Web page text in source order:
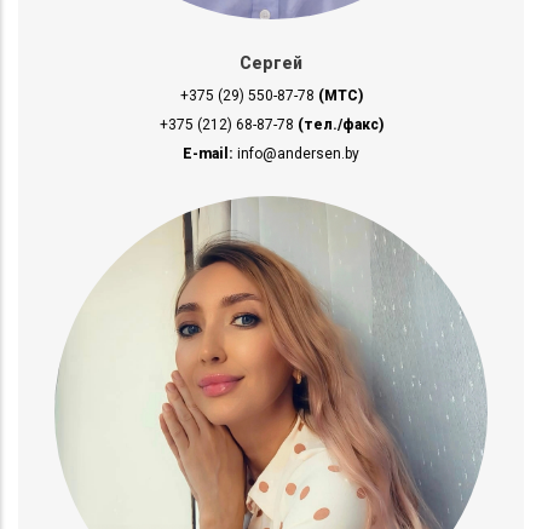
Сергей
+375 (29) 550-87-78 (МТС)
+375 (212) 68-87-78 (тел./факс)
E-mail: info@andersen.by